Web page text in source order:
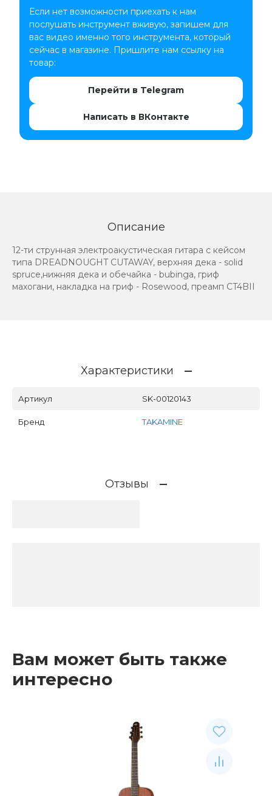
Если нет возможности приехать к нам
послушать инструмент вживую, запишем для
вас видео именно того инструмента, который
сейчас в магазине. Пришлите нам ссылку на
товар:
Перейти в Telegram
Написать в ВКонтакте
Описание
12-ти струнная электроакустическая гитара с кейсом
типа DREADNOUGHT CUTAWAY, верхняя дека - solid
spruce,нижняя дека и обечайка - bubinga, гриф
махогани, накладка на гриф - Rosewood, преамп CT4BII
Характеристики
Артикул SK-00120143
Бренд TAKAMINE
Отзывы
Вам может быть также
интересно